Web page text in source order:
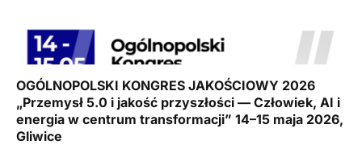
OGÓLNOPOLSKI KONGRES JAKOŚCIOWY 2026
„Przemysł 5.0 i jakość przyszłości — Człowiek, AI i
energia w centrum transformacji” 14–15 maja 2026,
Gliwice